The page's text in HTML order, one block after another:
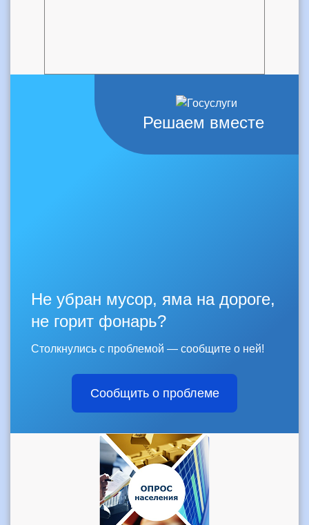
Решаем вместе
Не убран мусор, яма на дороге,
не горит фонарь?
Столкнулись с проблемой — сообщите о ней!
Сообщить о проблеме